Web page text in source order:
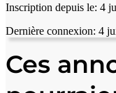
Inscription depuis le: 4
Dernière connexion: 4
Ces